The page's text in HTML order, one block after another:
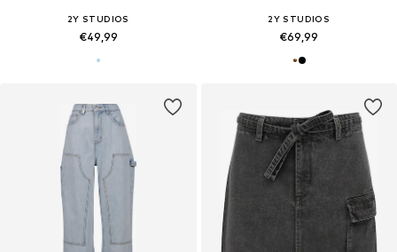
2Y STUDIOS
€49,99
2Y STUDIOS
€69,99